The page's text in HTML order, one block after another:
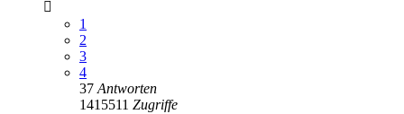
1
2
3
4
37 Antworten
1415511 Zugriffe